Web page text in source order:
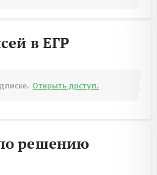
в ЕГР
Открыть доступ.
решению